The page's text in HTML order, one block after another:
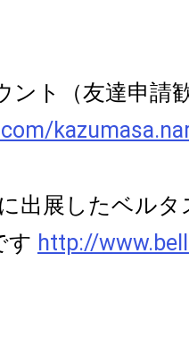
ント（友達申請
出展したベル
す http://